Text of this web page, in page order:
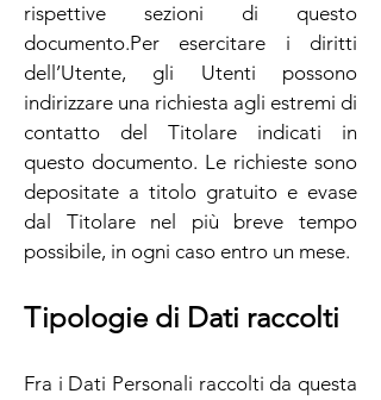
rispettive sezioni di questo
documento.Per esercitare i diritti
dell’Utente, gli Utenti possono
indirizzare una richiesta agli estremi di
contatto del Titolare indicati in
questo documento. Le richieste sono
depositate a titolo gratuito e evase
dal Titolare nel più breve tempo
possibile, in ogni caso entro un mese.
Tipologie di Dati raccolti
Fra i Dati Personali raccolti da questa